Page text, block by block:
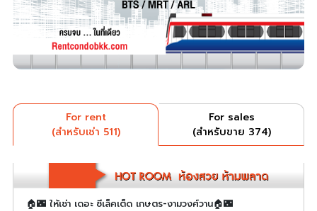
For rent
(สำหรับเช่า 511)
For sales
(สำหรับขาย 374)
🏠🌃 ให้เช่า เดอะ ซีเล็คเต็ด เกษตร-งามวงศ์วาน🏠🌃